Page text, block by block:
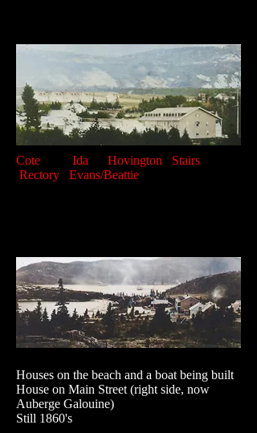
Cote Ida Hovington Stairs
Rectory Evans/Beattie
Houses on the beach and a boat being built
House on Main Street (right side, now
Auberge Galouine)
Still 1860's